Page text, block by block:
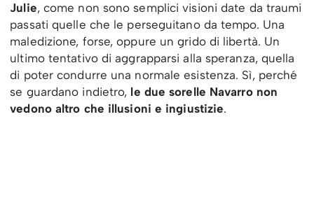
Julie, come non sono semplici visioni date da traumi
passati quelle che le perseguitano da tempo. Una
maledizione, forse, oppure un grido di libertà. Un
ultimo tentativo di aggrapparsi alla speranza, quella
di poter condurre una normale esistenza. Sì, perché
se guardano indietro, le due sorelle Navarro non
vedono altro che illusioni e ingiustizie.